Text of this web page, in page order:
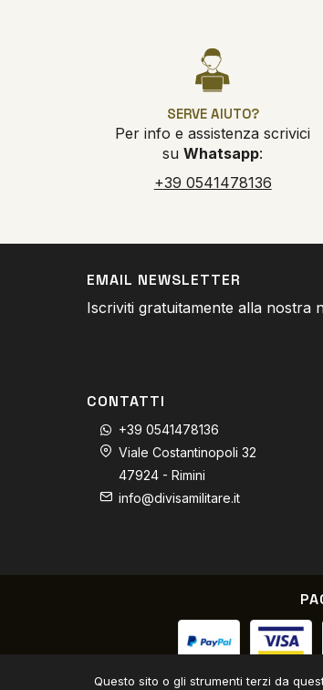
SERVE AIUTO?
Per info e assistenza scrivici
suWhatsapp:
+39 0541478136
EMAIL NEWSLETTER
Iscriviti gratuitamente alla nostra
CONTATTI
+39 0541478136
Viale Costantinopoli 32
47924 - Rimini
info@divisamilitare.it
Paypal /
Questo sito o gli strumenti terzi da